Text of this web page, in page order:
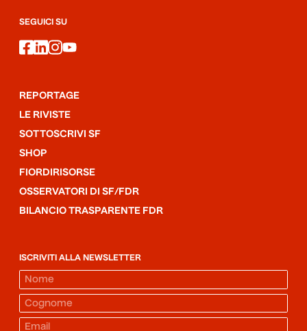
SEGUICI SU
facebook
linkedin
instagram
youtube
REPORTAGE
LE RIVISTE
SOTTOSCRIVI SF
SHOP
FIORDIRISORSE
OSSERVATORI DI SF/FDR
BILANCIO TRASPARENTE FDR
ISCRIVITI ALLA NEWSLETTER